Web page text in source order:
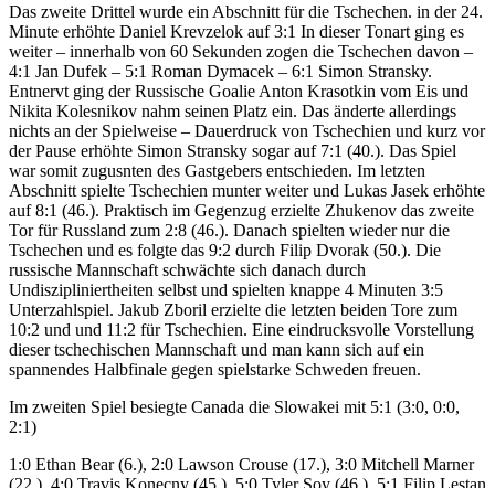
Das zweite Drittel wurde ein Abschnitt für die Tschechen. in der 24.
Minute erhöhte Daniel Krevzelok auf 3:1 In dieser Tonart ging es
weiter – innerhalb von 60 Sekunden zogen die Tschechen davon –
4:1 Jan Dufek – 5:1 Roman Dymacek – 6:1 Simon Stransky.
Entnervt ging der Russische Goalie Anton Krasotkin vom Eis und
Nikita Kolesnikov nahm seinen Platz ein. Das änderte allerdings
nichts an der Spielweise – Dauerdruck von Tschechien und kurz vor
der Pause erhöhte Simon Stransky sogar auf 7:1 (40.). Das Spiel
war somit zugusnten des Gastgebers entschieden. Im letzten
Abschnitt spielte Tschechien munter weiter und Lukas Jasek erhöhte
auf 8:1 (46.). Praktisch im Gegenzug erzielte Zhukenov das zweite
Tor für Russland zum 2:8 (46.). Danach spielten wieder nur die
Tschechen und es folgte das 9:2 durch Filip Dvorak (50.). Die
russische Mannschaft schwächte sich danach durch
Undiszipliniertheiten selbst und spielten knappe 4 Minuten 3:5
Unterzahlspiel. Jakub Zboril erzielte die letzten beiden Tore zum
10:2 und und 11:2 für Tschechien. Eine eindrucksvolle Vorstellung
dieser tschechischen Mannschaft und man kann sich auf ein
spannendes Halbfinale gegen spielstarke Schweden freuen.
Im zweiten Spiel besiegte Canada die Slowakei mit 5:1 (3:0, 0:0,
2:1)
1:0 Ethan Bear (6.), 2:0 Lawson Crouse (17.), 3:0 Mitchell Marner
(22.), 4:0 Travis Konecny (45.), 5:0 Tyler Soy (46.), 5:1 Filip Lestan